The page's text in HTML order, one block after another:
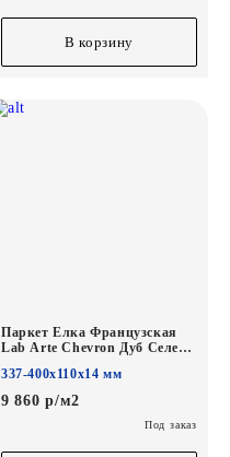
В корзину
Паркет Елка Французская
Lab Arte Chevron Дуб Селект
400/337х110х14/3/60°
337-400х110х14 мм
9 860 р/м2
Под заказ